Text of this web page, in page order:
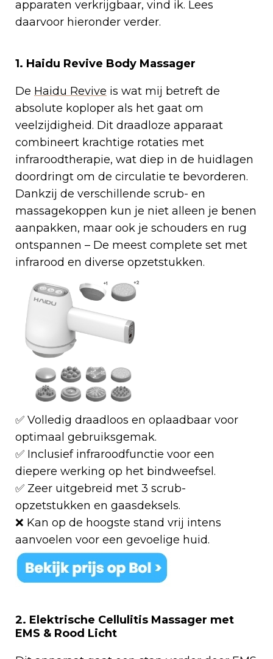
apparaten verkrijgbaar, vind ik. Lees
daarvoor hieronder verder.
1. Haidu Revive Body Massager
De Haidu Revive is wat mij betreft de
absolute koploper als het gaat om
veelzijdigheid. Dit draadloze apparaat
combineert krachtige rotaties met
infraroodtherapie, wat diep in de huidlagen
doordringt om de circulatie te bevorderen.
Dankzij de verschillende scrub- en
massagekoppen kun je niet alleen je benen
aanpakken, maar ook je schouders en rug
ontspannen – De meest complete set met
infrarood en diverse opzetstukken.
✅ Volledig draadloos en oplaadbaar voor
optimaal gebruiksgemak.
✅ Inclusief infraroodfunctie voor een
diepere werking op het bindweefsel.
✅ Zeer uitgebreid met 3 scrub-
opzetstukken en gaasdeksels.
❌ Kan op de hoogste stand vrij intens
aanvoelen voor een gevoelige huid.
2. Elektrische Cellulitis Massager met
EMS & Rood Licht